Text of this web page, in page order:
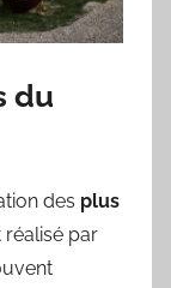
du
des plus
réalisé par